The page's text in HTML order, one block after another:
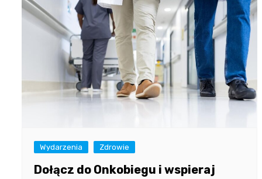
Wydarzenia Zdrowie
Dołącz do Onkobiegu i wspieraj